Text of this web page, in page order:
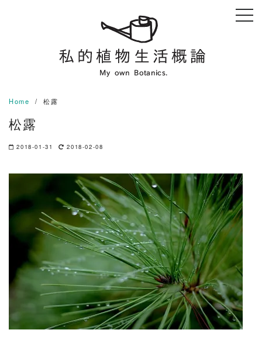
Home 松露
松露
2018-01-31 2018-02-08